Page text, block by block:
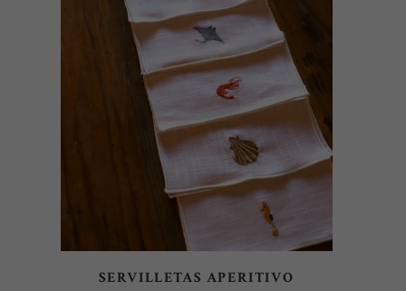
AÑADIR AL CARRITO
SERVILLETAS APERITIVO